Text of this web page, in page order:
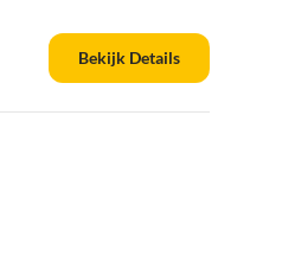
Bekijk Details